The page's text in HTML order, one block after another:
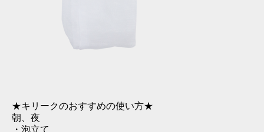
★キリークのおすすめの使い方★
朝、夜
・泡立て